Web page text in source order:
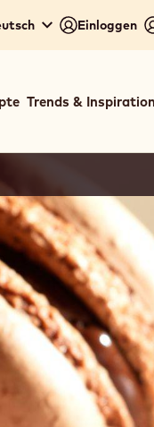
Einloggen
Trends & Inspiration